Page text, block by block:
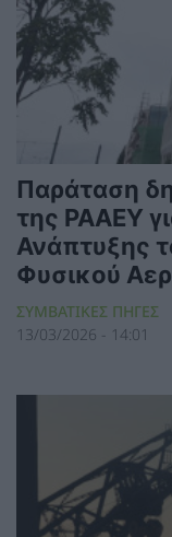
Παράταση
της ΡΑΑΕΥ
Ανάπτυξης
Φυσικού
ΣΥΜΒΑΤΙΚΕΣ ΠΗΓΕΣ
13/03/2026 - 14:01